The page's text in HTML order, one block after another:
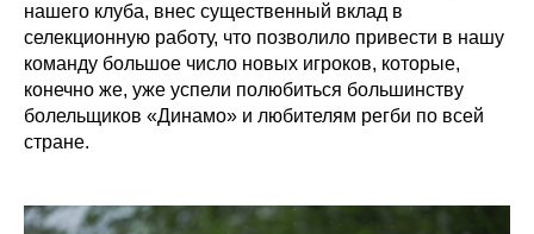
нашего клуба, внес существенный вклад в
селекционную работу, что позволило привести в нашу
команду большое число новых игроков, которые,
конечно же, уже успели полюбиться большинству
болельщиков «Динамо» и любителям регби по всей
стране.